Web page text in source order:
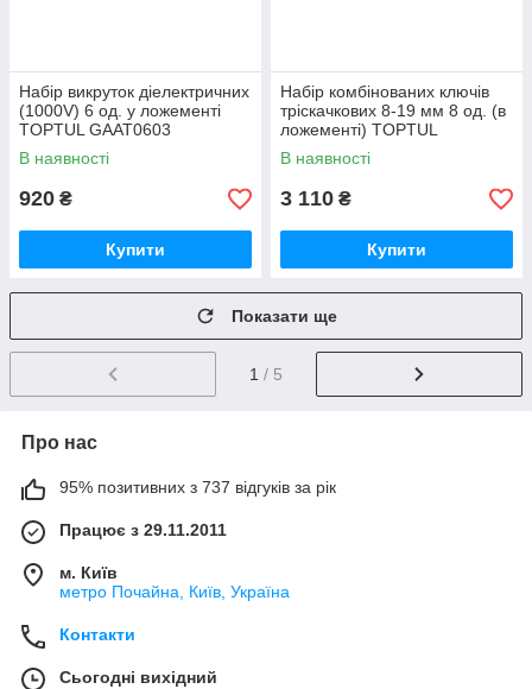
Набір викруток діелектричних
(1000V) 6 од. у ложементі
TOPTUL GAAT0603
В наявності
920 ₴
Купити
Набір комбінованих ключів
тріскачкових 8-19 мм 8 од. (в
ложементі) TOPTUL
GAAT0817
В наявності
3 110 ₴
Купити
Показати ще
1 / 5
Про нас
95% позитивних з 737 відгуків за рік
Працює з 29.11.2011
м. Київ
метро Почайна, Київ, Україна
Контакти
Сьогодні вихідний